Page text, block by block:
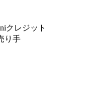
クレジット
り手